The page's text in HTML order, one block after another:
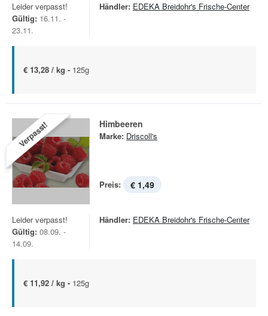
Leider verpasst!
Gültig: 16.11. -
23.11.
Händler: EDEKA Breidohr's Frische-Center
€ 13,28 / kg - 125g
Verpasst! Himbeeren
Marke: Driscoll's
Preis: € 1,49
Leider verpasst!
Gültig: 08.09. -
14.09.
Händler: EDEKA Breidohr's Frische-Center
€ 11,92 / kg - 125g